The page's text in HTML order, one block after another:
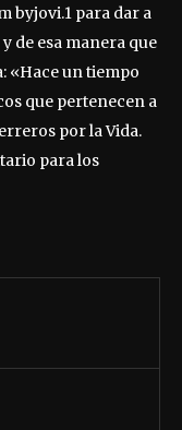
byjovi.1 para dar a
de esa manera que
«Hace un tiempo
que pertenecen a
por la Vida.
para los